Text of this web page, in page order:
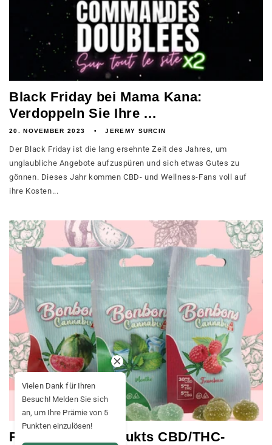
Black Friday bei Mama Kana:
Verdoppeln Sie Ihre ...
20. NOVEMBER 2023 JEREMY SURCIN
Der Black Friday ist die lang ersehnte Zeit des Jahres, um
unglaubliche Angebote aufzuspüren und sich etwas Gutes zu
gönnen. Dieses Jahr kommen CBD- und Wellness-Fans voll auf
ihre Kosten...
Rückruf des Produkts CBD/THC-
Vielen Dank für Ihren
Besuch! Melden Sie sich
an, um Ihre Prämie von 5
Punkten einzulösen!